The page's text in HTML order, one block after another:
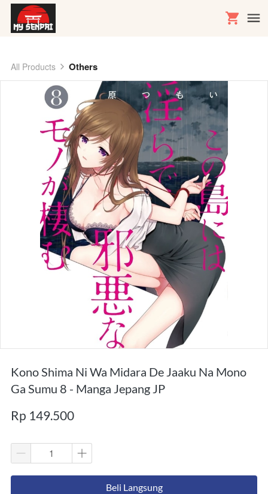
All Products Others
Kono Shima Ni Wa Midara De Jaaku Na Mono
Ga Sumu 8 - Manga Jepang JP
Rp 149.500
`Beli Langsung